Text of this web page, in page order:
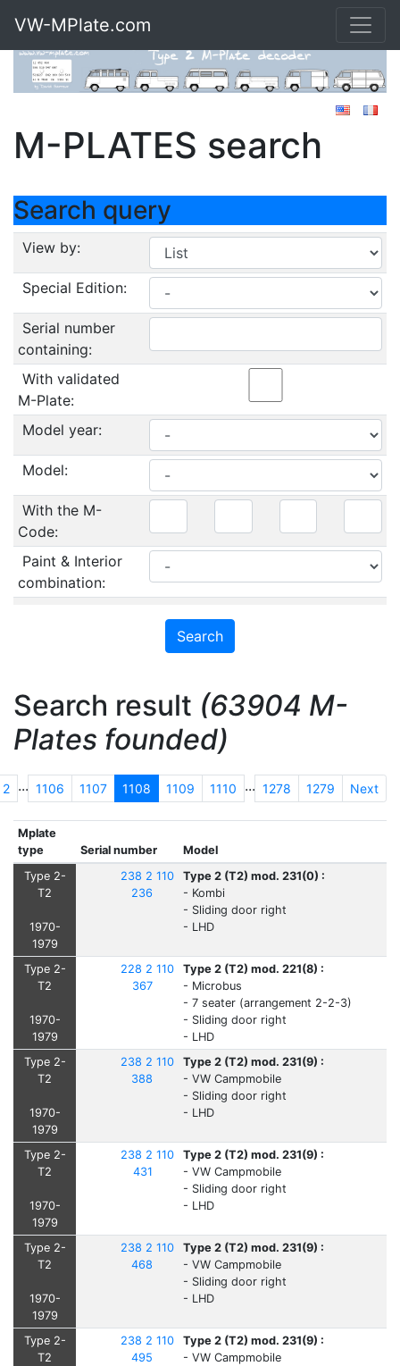
VW-MPlate.com
M-PLATES search
Search query
View by:
Special Edition:
Serial number
containing:
With validated
M-Plate:
Model year:
Model:
With the M-
Code:
Paint & Interior
combination:
Search result (63904 M-
Plates founded)
2 ... 1106 1107 1108 1109 1110 ... 1278 1279 Next
Mplate
type
Serial number
Model
Type 2-
T2
1970-
1979
238 2 110
236
Type 2 (T2) mod. 231(0) :
- Kombi
- Sliding door right
- LHD
Type 2-
T2
1970-
1979
228 2 110
367
Type 2 (T2) mod. 221(8) :
- Microbus
- 7 seater (arrangement 2-2-3)
- Sliding door right
- LHD
Type 2-
T2
1970-
1979
238 2 110
388
Type 2 (T2) mod. 231(9) :
- VW Campmobile
- Sliding door right
- LHD
Type 2-
T2
1970-
1979
238 2 110
431
Type 2 (T2) mod. 231(9) :
- VW Campmobile
- Sliding door right
- LHD
Type 2-
T2
1970-
1979
238 2 110
468
Type 2 (T2) mod. 231(9) :
- VW Campmobile
- Sliding door right
- LHD
Type 2-
T2
238 2 110
495
Type 2 (T2) mod. 231(9) :
- VW Campmobile